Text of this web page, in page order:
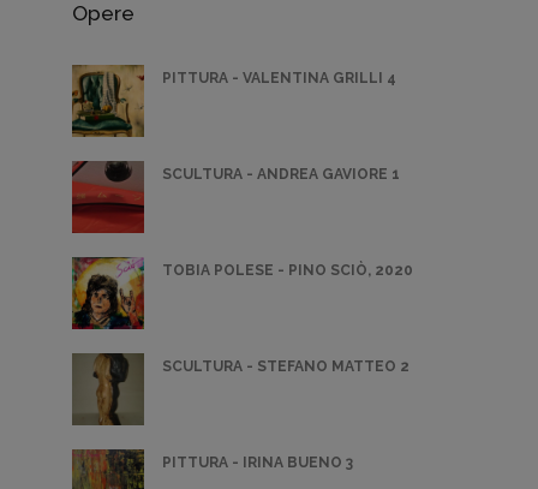
Opere
PITTURA - VALENTINA GRILLI 4
SCULTURA - ANDREA GAVIORE 1
TOBIA POLESE - PINO SCIÒ, 2020
SCULTURA - STEFANO MATTEO 2
PITTURA - IRINA BUENO 3